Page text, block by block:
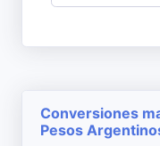
Conversiones
Pesos